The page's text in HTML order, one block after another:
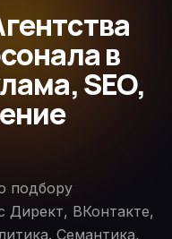
в
SEO,
подбору
Директ, ВКонтакте,
Семантика,